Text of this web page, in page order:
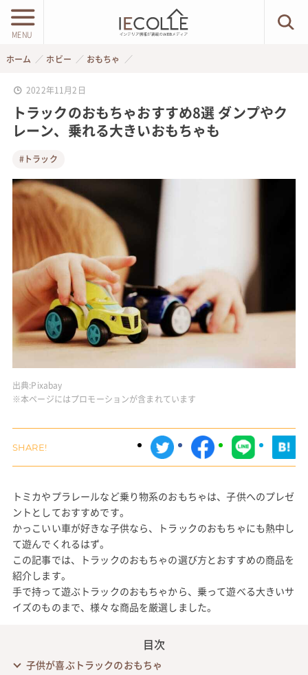
MENU
ホーム ホビー おもちゃ
2022年11月2日
トラックのおもちゃおすすめ8選 ダンプやク
レーン、乗れる大きいおもちゃも
#トラック
出典:Pixabay
※本ページにはプロモーションが含まれています
トミカやプラレールなど乗り物系のおもちゃは、子供へのプレゼ
ントとしておすすめです。
かっこいい車が好きな子供なら、トラックのおもちゃにも熱中し
て遊んでくれるはず。
この記事では、トラックのおもちゃの選び方とおすすめの商品を
紹介します。
手で持って遊ぶトラックのおもちゃから、乗って遊べる大きいサ
イズのものまで、様々な商品を厳選しました。
目次
子供が喜ぶトラックのおもちゃ